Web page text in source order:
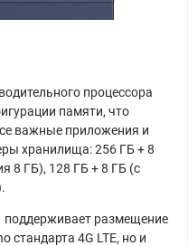
процессора
памяти, что
важные приложения и
хранилища: 256 ГБ + 8
8 ГБ), 128 ГБ + 8 ГБ (с
поддерживает размещение
стандарта 4G LTE, но и